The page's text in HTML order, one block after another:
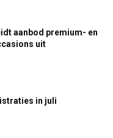
aanbod premium- en
uit
in juli